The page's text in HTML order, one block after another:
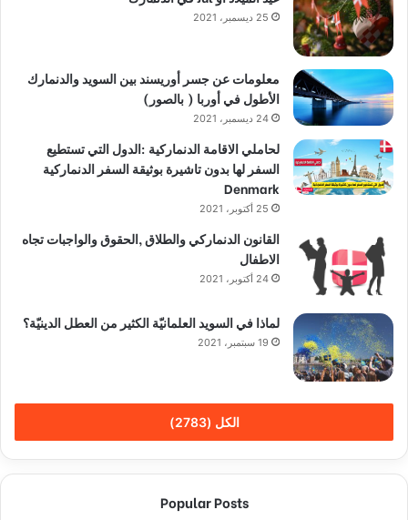
25 ديسمبر، 2021
معلومات عن جسر أوريسند بين السويد والدنمارك
الأطول في أوربا ( بالصور)
24 ديسمبر، 2021
لحاملي الاقامة الدنماركية :الدول التي تستطيع
السفر لها بدون تاشيرة بوثيقة السفر الدنماركية
Denmark
25 أكتوبر، 2021
القانون الدنماركي والطلاق ,الحقوق والواجبات تجاه
الاطفال
24 أكتوبر، 2021
لماذا في السويد العلمانيّة الكثير من العطل الدينيّة؟
19 سبتمبر، 2021
الكل (2783)
Popular Posts